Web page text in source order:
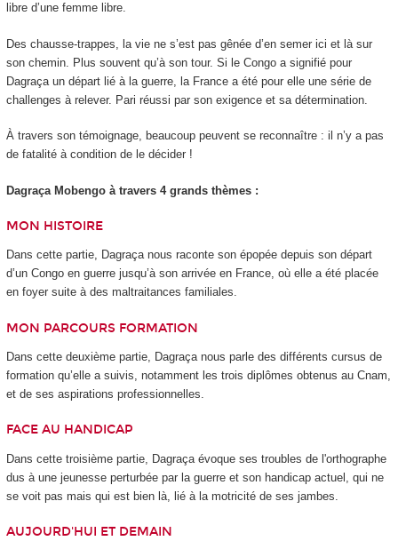
libre d’une femme libre.
Des chausse-trappes, la vie ne s’est pas gênée d’en semer ici et là sur
son chemin. Plus souvent qu’à son tour. Si le Congo a signifié pour
Dagraça un départ lié à la guerre, la France a été pour elle une série de
challenges à relever. Pari réussi par son exigence et sa détermination.
À travers son témoignage, beaucoup peuvent se reconnaître : il n’y a pas
de fatalité à condition de le décider !
Dagraça Mobengo à travers 4 grands thèmes :
MON HISTOIRE
Dans cette partie, Dagraça nous raconte son épopée depuis son départ
d’un Congo en guerre jusqu’à son arrivée en France, où elle a été placée
en foyer suite à des maltraitances familiales.
MON PARCOURS FORMATION
Dans cette deuxième partie, Dagraça nous parle des différents cursus de
formation qu’elle a suivis, notamment les trois diplômes obtenus au Cnam,
et de ses aspirations professionnelles.
FACE AU HANDICAP
Dans cette troisième partie, Dagraça évoque ses troubles de l'orthographe
dus à une jeunesse perturbée par la guerre et son handicap actuel, qui ne
se voit pas mais qui est bien là, lié à la motricité de ses jambes.
AUJOURD'HUI ET DEMAIN